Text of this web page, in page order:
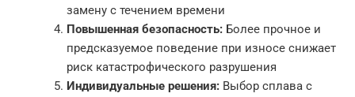
замену с течением времени
Повышенная безопасность:Более прочное и
предсказуемое поведение при износе снижает
риск катастрофического разрушения
Индивидуальные решения:Выбор сплава с